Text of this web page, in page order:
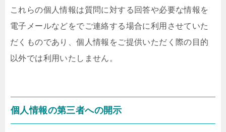
これらの個人情報は質問に対する回答や必要な情報を
電子メールなどをでご連絡する場合に利用させていた
だくものであり、個人情報をご提供いただく際の目的
以外では利用いたしません。
個人情報の第三者への開示